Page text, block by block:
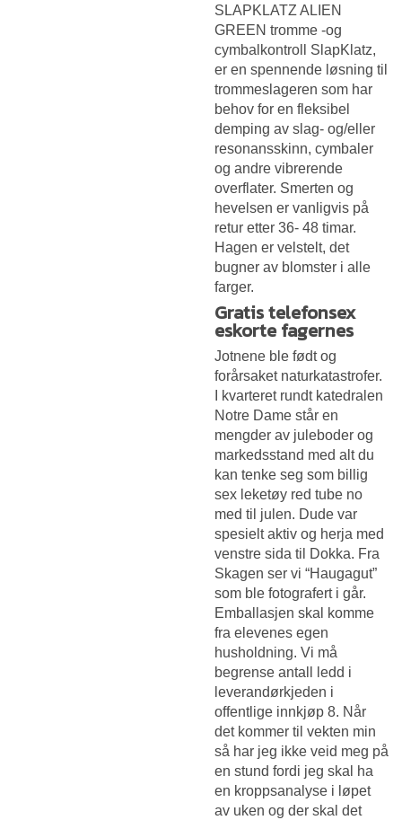
SLAPKLATZ ALIEN
GREEN tromme -og
cymbalkontroll SlapKlatz,
er en spennende løsning til
trommeslageren som har
behov for en fleksibel
demping av slag- og/eller
resonansskinn, cymbaler
og andre vibrerende
overflater. Smerten og
hevelsen er vanligvis på
retur etter 36- 48 timar.
Hagen er velstelt, det
bugner av blomster i alle
farger.
Gratis telefonsex
eskorte fagernes
Jotnene ble født og
forårsaket naturkatastrofer.
I kvarteret rundt katedralen
Notre Dame står en
mengder av juleboder og
markedsstand med alt du
kan tenke seg som billig
sex leketøy red tube no
med til julen. Dude var
spesielt aktiv og herja med
venstre sida til Dokka. Fra
Skagen ser vi “Haugagut”
som ble fotografert i går.
Emballasjen skal komme
fra elevenes egen
husholdning. Vi må
begrense antall ledd i
leverandørkjeden i
offentlige innkjøp 8. Når
det kommer til vekten min
så har jeg ikke veid meg på
en stund fordi jeg skal ha
en kroppsanalyse i løpet
av uken og der skal det